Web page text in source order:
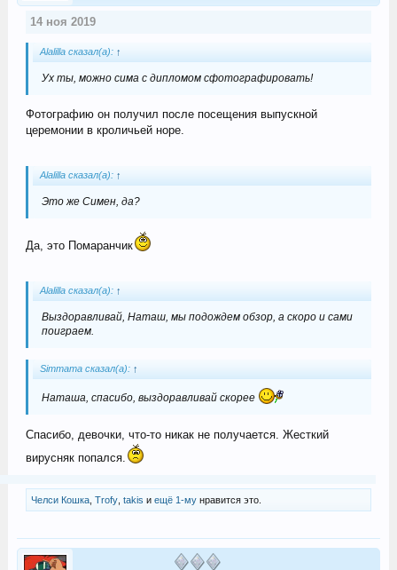
14 ноя 2019
Alalilla сказал(а): ↑
Ух ты, можно сима с дипломом сфотографировать!
Фотографию он получил после посещения выпускной
церемонии в кроличьей норе.
Alalilla сказал(а): ↑
Это же Симен, да?
Да, это Помаранчик
Alalilla сказал(а): ↑
Выздоравливай, Наташ, мы подождем обзор, а скоро и сами
поиграем.
Simmama сказал(а): ↑
Наташа, спасибо, выздоравливай скорее
Спасибо, девочки, что-то никак не получается. Жесткий
вирусняк попался.
Челси Кошка, Trofy, takis и ещё 1-мунравится это.